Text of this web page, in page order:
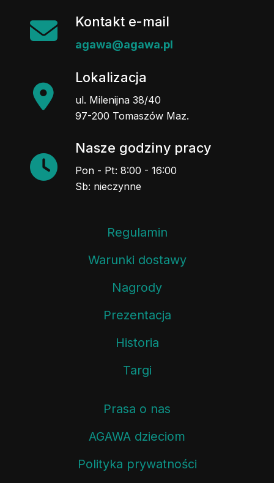
Kontakt e-mail
agawa@agawa.pl
Lokalizacja
ul. Milenijna 38/40
97-200 Tomaszów Maz.
Nasze godziny pracy
Pon - Pt: 8:00 - 16:00
Sb: nieczynne
Regulamin
Warunki dostawy
Nagrody
Prezentacja
Historia
Targi
Prasa o nas
AGAWA dzieciom
Polityka prywatności